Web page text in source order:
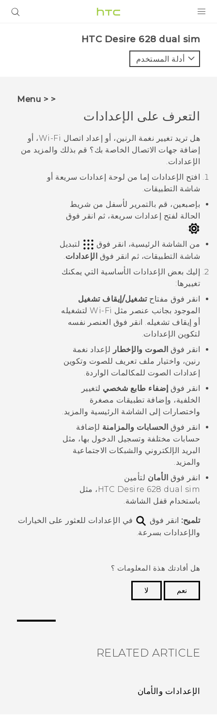
VIVE
VIVERSE
البرامج + التطبيقات
الدعم
أجهزة HTC والملحقات
HTC Desire 628 dual sim‎
أدلة المستخدم
< < Menu
التعرف على الإعدادات
هل تريد تغيير نغمة الرنين، أو إعداد اتصال Wi‍-Fi، أو
إضافة جهات الاتصال الخاصة بك؟ قم بذلك والمزيد من
الإعدادات.
افتح الإعدادات إما من لوحة
إعدادات سريعة أو
شاشة التطبيقات.
بإصبعين، قم بالتمرير لأسفل من شريط
الحالة لفتح
إعدادات سريعة، ثم انقر فوق
.
من الشاشة الرئيسية، انقر فوق
لتبديل
شاشة التطبيقات، ثم انقر فوق الإعدادات.
إليك بعض الإعدادات الأساسية التي يمكنك
تغييرها:
انقر فوق مفتاحتشغيل/إيقاف تشغيل
الموجود بجانب عنصر مثل Wi-Fi لتشغيله
أو إيقاف تشغيله. انقر فوق العنصر نفسه
لتكوين الإعدادات.
انقر فوق الصوت والإخطار لإعداد نغمة
رنين، واختيار ملف تعريف للصوت وتكوين
إعدادات الصوت للمكالمات الواردة.
انقر فوق إضفاء طابع شخصي لتغيير
الخلفية، وإضافة تطبيقات مصغرة
واختصارات إلى الشاشة الرئيسية والمزيد.
انقر فوق الحسابات والمزامنة لإضافة
حسابات مختلفة وتسجيل الدخول بها، مثل
البريد الإلكتروني والشبكات الاجتماعية
والمزيد.
انقر فوق الأمان لتأمين
HTC Desire 628 dual sim ، مثل
باستخدام قفل الشاشة.
تلميح: انقر فوق
في الإعدادات للعثور على الخيارات
والإعدادات بسرعة.
هل أفادتك هذة المعلومات ؟
نعم
لا
RELATED ARTICLE
الإعدادات والأمان